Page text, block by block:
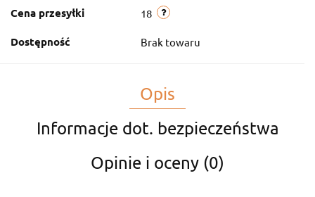
Cena przesyłki 18
Dostępność Brak towaru
Opis
Informacje dot. bezpieczeństwa
Opinie i oceny (0)